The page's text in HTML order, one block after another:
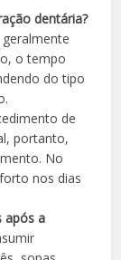
dentária?
o tempo
do tipo
de
portanto,
No
nos dias
após a